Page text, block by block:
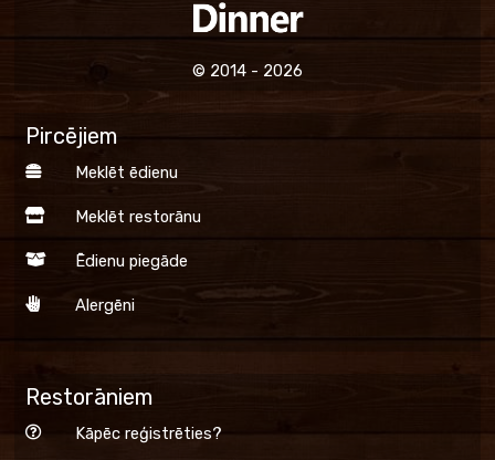
© 2014 - 2026
Pircējiem
Meklēt ēdienu
Meklēt restorānu
Ēdienu piegāde
Alergēni
Restorāniem
Kāpēc reģistrēties?